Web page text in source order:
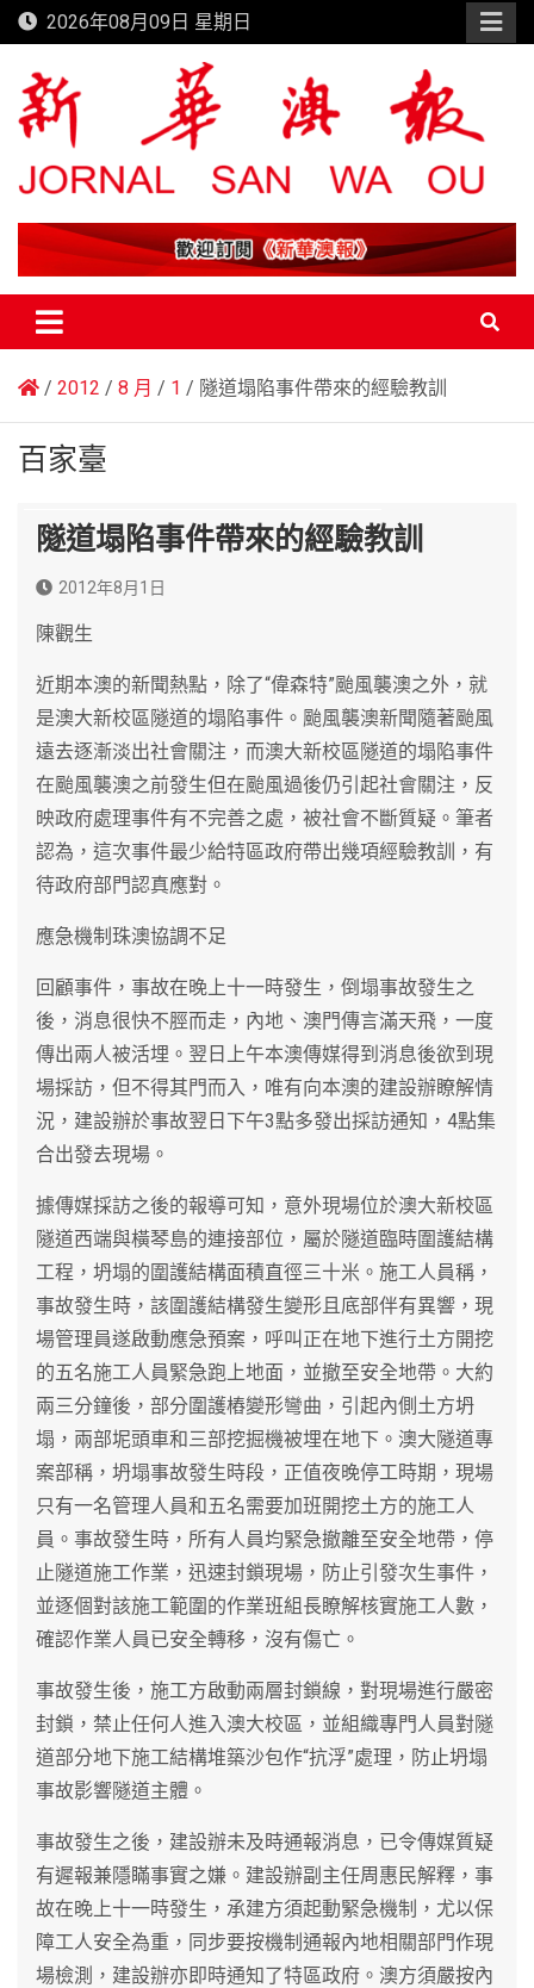
Skip
to
content
2026年08月09日 星期日
新華澳報
2012 8 月 1 隧道塌陷事件帶來的經驗教訓
百家臺
隧道塌陷事件帶來的經驗教訓
2012年8月1日
陳觀生
近期本澳的新聞熱點，除了“偉森特”颱風襲澳之外，就
是澳大新校區隧道的塌陷事件。颱風襲澳新聞隨著颱風
遠去逐漸淡出社會關注，而澳大新校區隧道的塌陷事件
在颱風襲澳之前發生但在颱風過後仍引起社會關注，反
映政府處理事件有不完善之處，被社會不斷質疑。筆者
認為，這次事件最少給特區政府帶出幾項經驗教訓，有
待政府部門認真應對。
應急機制珠澳協調不足
回顧事件，事故在晚上十一時發生，倒塌事故發生之
後，消息很快不脛而走，內地、澳門傳言滿天飛，一度
傳出兩人被活埋。翌日上午本澳傳媒得到消息後欲到現
場採訪，但不得其門而入，唯有向本澳的建設辦瞭解情
況，建設辦於事故翌日下午3點多發出採訪通知，4點集
合出發去現場。
據傳媒採訪之後的報導可知，意外現場位於澳大新校區
隧道西端與橫琴島的連接部位，屬於隧道臨時圍護結構
工程，坍塌的圍護結構面積直徑三十米。施工人員稱，
事故發生時，該圍護結構發生變形且底部伴有異響，現
場管理員遂啟動應急預案，呼叫正在地下進行土方開挖
的五名施工人員緊急跑上地面，並撤至安全地帶。大約
兩三分鐘後，部分圍護樁變形彎曲，引起內側土方坍
塌，兩部坭頭車和三部挖掘機被埋在地下。澳大隧道專
案部稱，坍塌事故發生時段，正值夜晚停工時期，現場
只有一名管理人員和五名需要加班開挖土方的施工人
員。事故發生時，所有人員均緊急撤離至安全地帶，停
止隧道施工作業，迅速封鎖現場，防止引發次生事件，
並逐個對該施工範圍的作業班組長瞭解核實施工人數，
確認作業人員已安全轉移，沒有傷亡。
事故發生後，施工方啟動兩層封鎖線，對現場進行嚴密
封鎖，禁止任何人進入澳大校區，並組織專門人員對隧
道部分地下施工結構堆築沙包作“抗浮”處理，防止坍塌
事故影響隧道主體。
事故發生之後，建設辦未及時通報消息，已令傳媒質疑
有遲報兼隱瞞事實之嫌。建設辦副主任周惠民解釋，事
故在晚上十一時發生，承建方須起動緊急機制，尤以保
障工人安全為重，同步要按機制通報內地相關部門作現
場檢測，建設辦亦即時通知了特區政府。澳方須嚴按內